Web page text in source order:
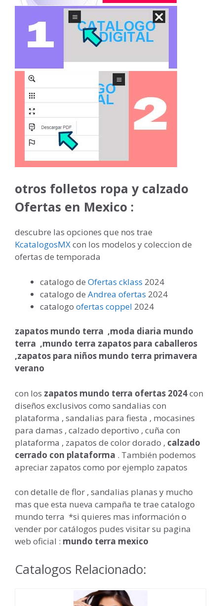
otros folletos ropa y calzado
Ofertas en Mexico :
descubre las opciones que nos trae
KcatalogosMXcon los modelos y coleccion de
ofertas de temporada
catalogo de Ofertas cklass 2024
catalogo de Andrea ofertas 2024
catalogo ofertas coppel 2024
zapatos mundo terra ,moda diaria mundo
terra ,mundo terra zapatos para caballeros
,zapatos para niños mundo terra primavera
verano
con los zapatos mundo terra ofertas 2024con
diseños exclusivos como sandalias con
plataforma , sandalias para fiesta , mocasines
para damas , calzado deportivo , cuña con
plataforma , zapatos de color dorado , calzado
cerrado con plataforma . También podemos
apreciar zapatos como por ejemplo zapatos
con detalle de flor , sandalias planas y mucho
mas que esta nueva campaña te trae catalogo
mundo terra *si quieres mas información o
vender por catálogos pudes visitar su pagina
web oficial : mundo terra mexico
Catalogos Relacionado: